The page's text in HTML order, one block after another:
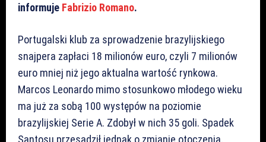
informuje Fabrizio Romano.
Portugalski klub za sprowadzenie brazylijskiego
snajpera zapłaci 18 milionów euro, czyli 7 milionów
euro mniej niż jego aktualna wartość rynkowa.
Marcos Leonardo mimo stosunkowo młodego wieku
ma już za sobą 100 występów na poziomie
brazylijskiej Serie A. Zdobył w nich 35 goli. Spadek
Santosu przesądził jednak o zmianie otoczenia.